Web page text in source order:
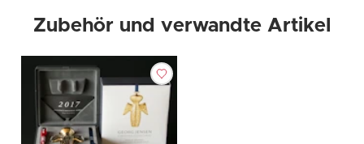
Zubehör und verwandte Artikel